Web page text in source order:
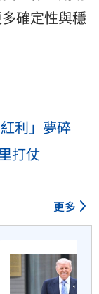
確定性與穩
利」夢碎
打仗
更多